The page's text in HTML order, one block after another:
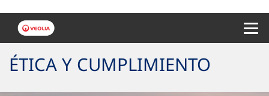
ÉTICA Y CUMPLIMIENTO